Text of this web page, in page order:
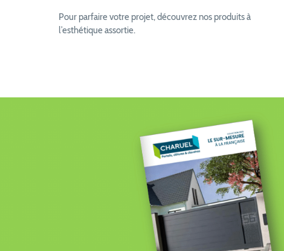
Pour parfaire votre projet, découvrez nos produits à
l’esthétique assortie.